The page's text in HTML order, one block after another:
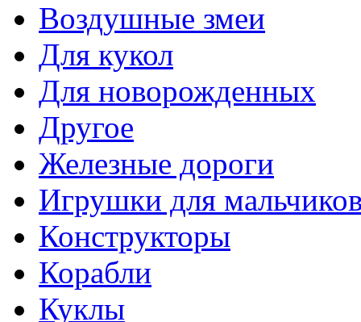
Воздушные змеи
Для кукол
Для новорожденных
Другое
Железные дороги
Игрушки для
Конструкторы
Корабли
Куклы